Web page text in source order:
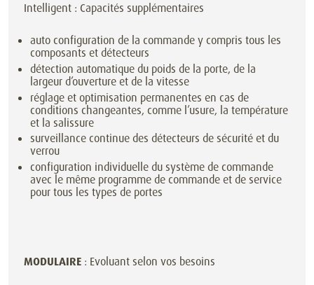
Intelligent : Capacités supplémentaires
auto configuration de la commande y compris tous les
composants et détecteurs
détection automatique du poids de la porte, de la
largeur d’ouverture et de la vitesse
réglage et optimisation permanentes en cas de
conditions changeantes, comme l’usure, la température
et la salissure
surveillance continue des détecteurs de sécurité et du
verrou
configuration individuelle du système de commande
avec le même programme de commande et de service
pour tous les types de portes
MODULAIRE : Evoluant selon vos besoins